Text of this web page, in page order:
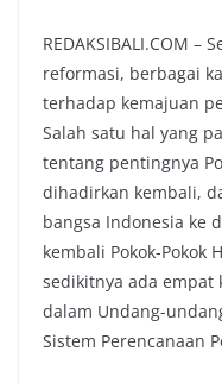
REDAKSIBALI.COM
reformasi, berbagai
terhadap kemajuan
Salah satu hal yang
tentang pentingnya
dihadirkan kembali,
bangsa Indonesia ke
kembali Pokok-Pokok
sedikitnya ada empat
dalam Undang-
Sistem Perencanaan